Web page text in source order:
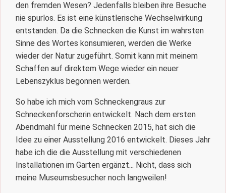
den fremden Wesen? Jedenfalls bleiben ihre Besuche
nie spurlos. Es ist eine künstlerische Wechselwirkung
entstanden. Da die Schnecken die Kunst im wahrsten
Sinne des Wortes konsumieren, werden die Werke
wieder der Natur zugeführt. Somit kann mit meinem
Schaffen auf direktem Wege wieder ein neuer
Lebenszyklus begonnen werden.
So habe ich mich vom Schneckengraus zur
Schneckenforscherin entwickelt. Nach dem ersten
Abendmahl für meine Schnecken 2015, hat sich die
Idee zu einer Ausstellung 2016 entwickelt. Dieses Jahr
habe ich die die Ausstellung mit verschiedenen
Installationen im Garten ergänzt... Nicht, dass sich
meine Museumsbesucher noch langweilen!